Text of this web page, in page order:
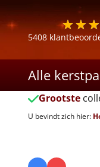
5408
Alle
Grootste
U bevindt zich hier: